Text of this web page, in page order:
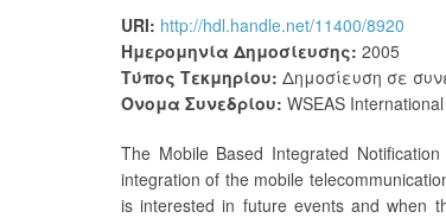
URI: http://hdl.handle.net/11400/8920
Ημερομηνία Δημοσίευσης: 2005
Τύπος Τεκμηρίου: Δημοσίευση σε
Όνομα Συνεδρίου: WSEAS
The Mobile Based Integrated
integration of the mobile
is interested in future events and when